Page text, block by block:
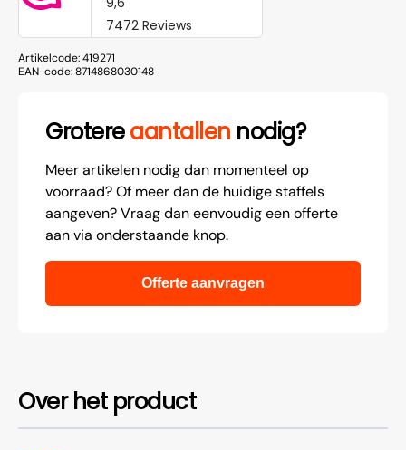
Over het product
Artikelcode:419271
EAN-code:8714868030148
Grotereaantallen nodig?
Meer artikelen nodig dan momenteel op
voorraad? Of meer dan de huidige staffels
aangeven? Vraag dan eenvoudig een offerte
aan via onderstaande knop.
Offerte aanvragen